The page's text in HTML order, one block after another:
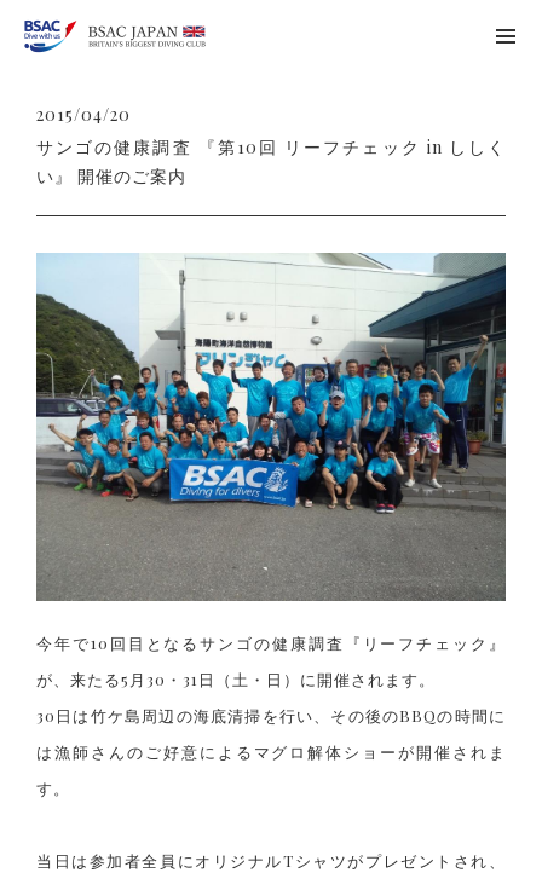
2015/04/20
サンゴの健康調査 『第10回 リーフチェック in ししく
い』 開催のご案内
今年で10回目となるサンゴの健康調査『リーフチェック』
が、 来たる5月30・31日（土・日）に開催されます。
30日は竹ケ島周辺の海底清掃を行い、 その後のBBQの時間に
は漁師さんのご好意によるマグロ解体ショーが開催されま
す。
当日は参加者全員にオリジナルTシャツがプレゼントされ、